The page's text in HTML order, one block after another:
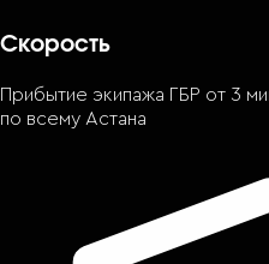
Скорость
Прибытие экипажа ГБР от 3
по всему Астана